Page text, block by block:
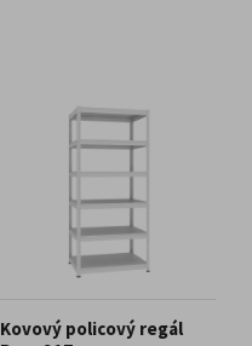
Kovový policový regál